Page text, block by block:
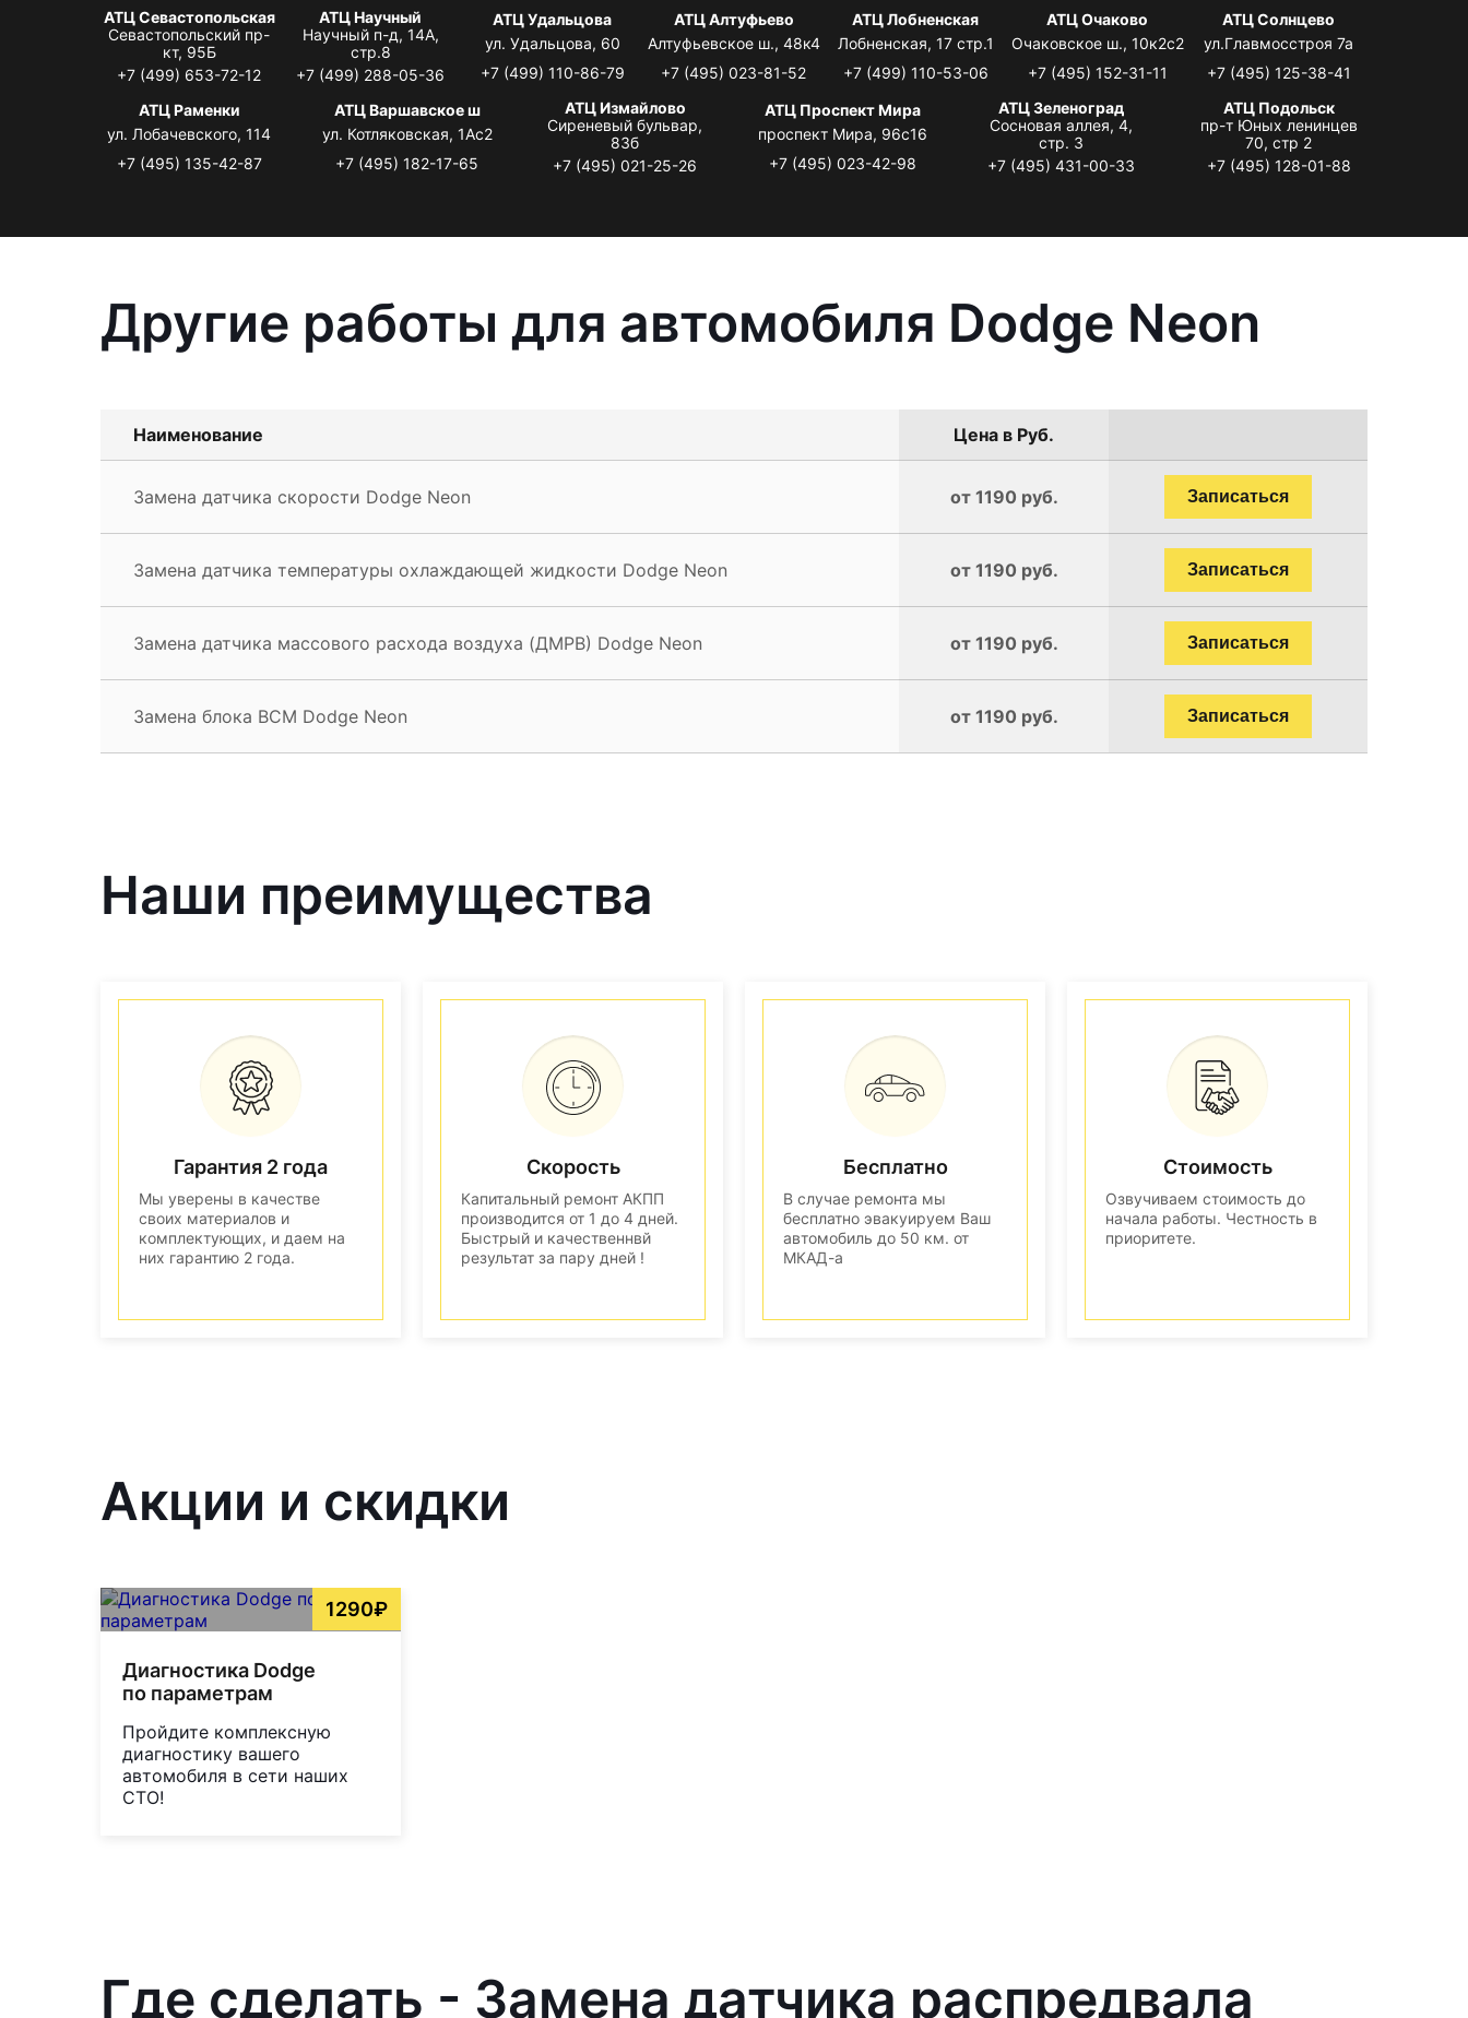
АТЦ Севастопольская
Севастопольский пр-
кт, 95Б
+7 (499) 653-72-12
АТЦ Научный
Научный п-д, 14А,
стр.8
+7 (499) 288-05-36
АТЦ Удальцова
ул. Удальцова, 60
+7 (499) 110-86-79
АТЦ Алтуфьево
Алтуфьевское ш., 48к4
+7 (495) 023-81-52
АТЦ Лобненская
Лобненская, 17 стр.1
+7 (499) 110-53-06
АТЦ Очаково
Очаковское ш., 10к2с2
+7 (495) 152-31-11
АТЦ Солнцево
ул.Главмосстроя 7а
+7 (495) 125-38-41
АТЦ Раменки
ул. Лобачевского, 114
+7 (495) 135-42-87
АТЦ Варшавское ш
ул. Котляковская, 1Ас2
+7 (495) 182-17-65
АТЦ Измайлово
Сиреневый бульвар,
83б
+7 (495) 021-25-26
АТЦ Проспект Мира
проспект Мира, 96с16
+7 (495) 023-42-98
АТЦ Зеленоград
Сосновая аллея, 4,
стр. 3
+7 (495) 431-00-33
АТЦ Подольск
пр-т Юных ленинцев
70, стр 2
+7 (495) 128-01-88
Другие работы для автомобиля Dodge Neon
Наименование Цена в Руб.
Замена датчика скорости Dodge Neon от 1190 руб. Записаться
Замена датчика температуры охлаждающей жидкости Dodge Neon от 1190 руб. Записаться
Замена датчика массового расхода воздуха (ДМРВ) Dodge Neon от 1190 руб. Записаться
Замена блока BCM Dodge Neon от 1190 руб. Записаться
Наши преимущества
Гарантия 2 года
Мы уверены в качестве
своих материалов и
комплектующих, и даем на
них гарантию 2 года.
Скорость
Капитальный ремонт АКПП
производится от 1 до 4 дней.
Быстрый и качественнвй
результат за пару дней !
Бесплатно
В случае ремонта мы
бесплатно эвакуируем Ваш
автомобиль до 50 км. от
МКАД-а
Стоимость
Озвучиваем стоимость до
начала работы. Честность в
приоритете.
Акции и скидки
1290₽
Диагностика Dodge
по параметрам
Пройдите комплексную
диагностику вашего
автомобиля в сети наших
СТО!
Где сделать - Замена датчика распредвала